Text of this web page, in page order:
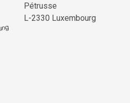
Pétrusse
L-2330 Luxembourg